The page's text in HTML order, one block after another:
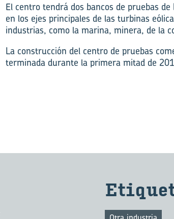
El centro tendrá dos bancos de pruebas
en los ejes principales de las turbinas
industrias, como la marina, minera, de la
La construcción del centro de pruebas
terminada durante la primera mitad de